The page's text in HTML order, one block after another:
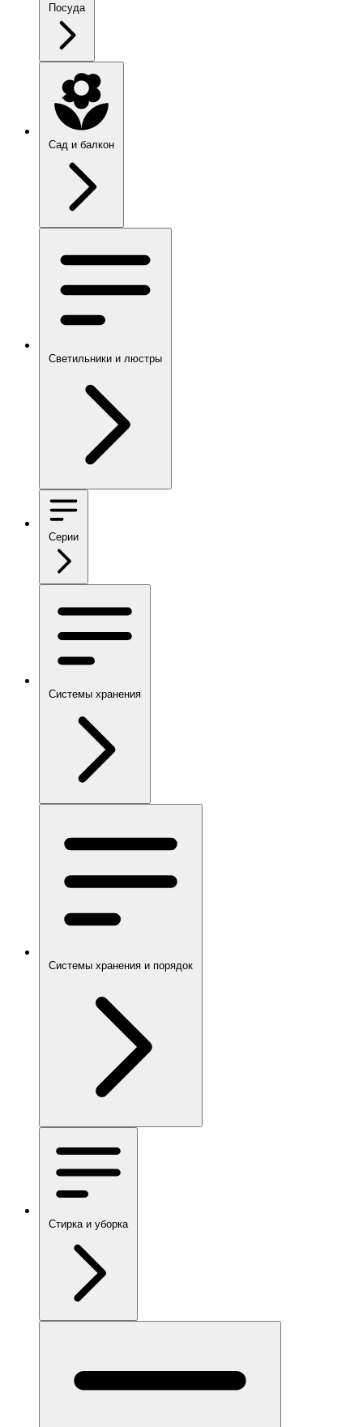
Посуда
Сад и балкон
Светильники и люстры
Серии
Системы хранения
Системы хранения и порядок
Стирка и уборка